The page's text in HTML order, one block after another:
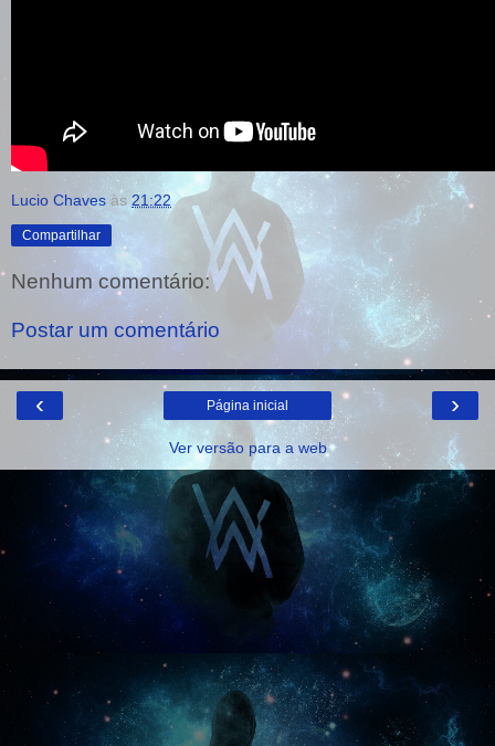
Lucio Chaves às 21:22
Compartilhar
Nenhum comentário:
Postar um comentário
‹ ›
Página inicial
Ver versão para a web